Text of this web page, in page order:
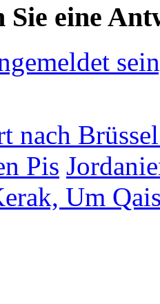
Sie eine
nach
Pis
Um